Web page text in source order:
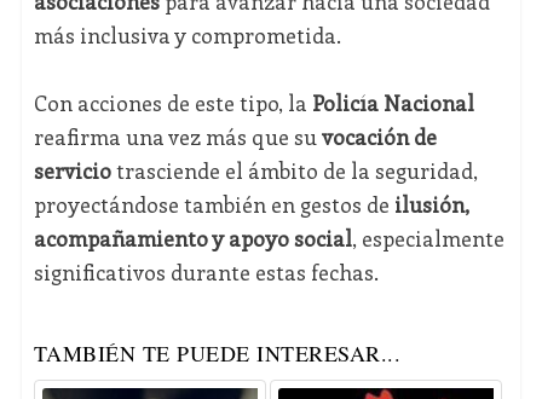
más inclusiva y comprometida.
Con acciones de este tipo, la Policía Nacional
reafirma una vez más que suvocación de
serviciotrasciende el ámbito de la seguridad,
proyectándose también en gestos de ilusión,
acompañamiento y apoyo social, especialmente
significativos durante estas fechas.
TAMBIÉN TE PUEDE INTERESAR...